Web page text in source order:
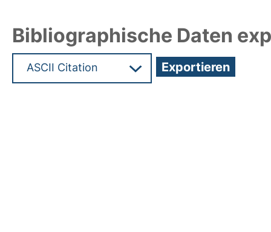
Bibliographische Daten